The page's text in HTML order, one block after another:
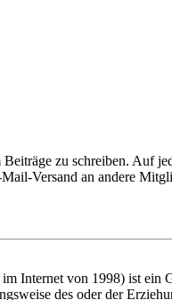
zu schreiben. Auf
Versand an andere
Internet von 1998) ist ein
des oder der